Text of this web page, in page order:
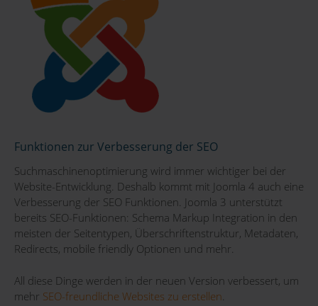
Funktionen zur Verbesserung der SEO
Suchmaschinenoptimierung wird immer wichtiger bei der
Website-Entwicklung. Deshalb kommt mit Joomla 4 auch eine
Verbesserung der SEO Funktionen. Joomla 3 unterstützt
bereits SEO-Funktionen: Schema Markup Integration in den
meisten der Seitentypen, Überschriftenstruktur, Metadaten,
Redirects, mobile friendly Optionen und mehr.
All diese Dinge werden in der neuen Version verbessert, um
mehr SEO-freundliche Websites zu erstellen.